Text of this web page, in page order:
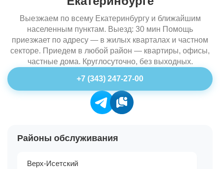
Выезжаем по всему Екатеринбургу и ближайшим
населенным пунктам. Выезд: 30 мин Помощь
приезжает по адресу — в жилых кварталах и частном
секторе. Приедем в любой район — квартиры, офисы,
частные дома. Круглосуточно, без выходных.
+7 (343) 247-27-00
Районы обслуживания
Верх-Исетский